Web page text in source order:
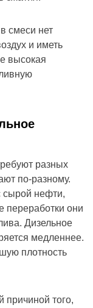
смеси нет
и иметь
высокая
разных
по-разному.
сырой нефти,
переработки они
Дизельное
медленнее.
плотность
причиной того,